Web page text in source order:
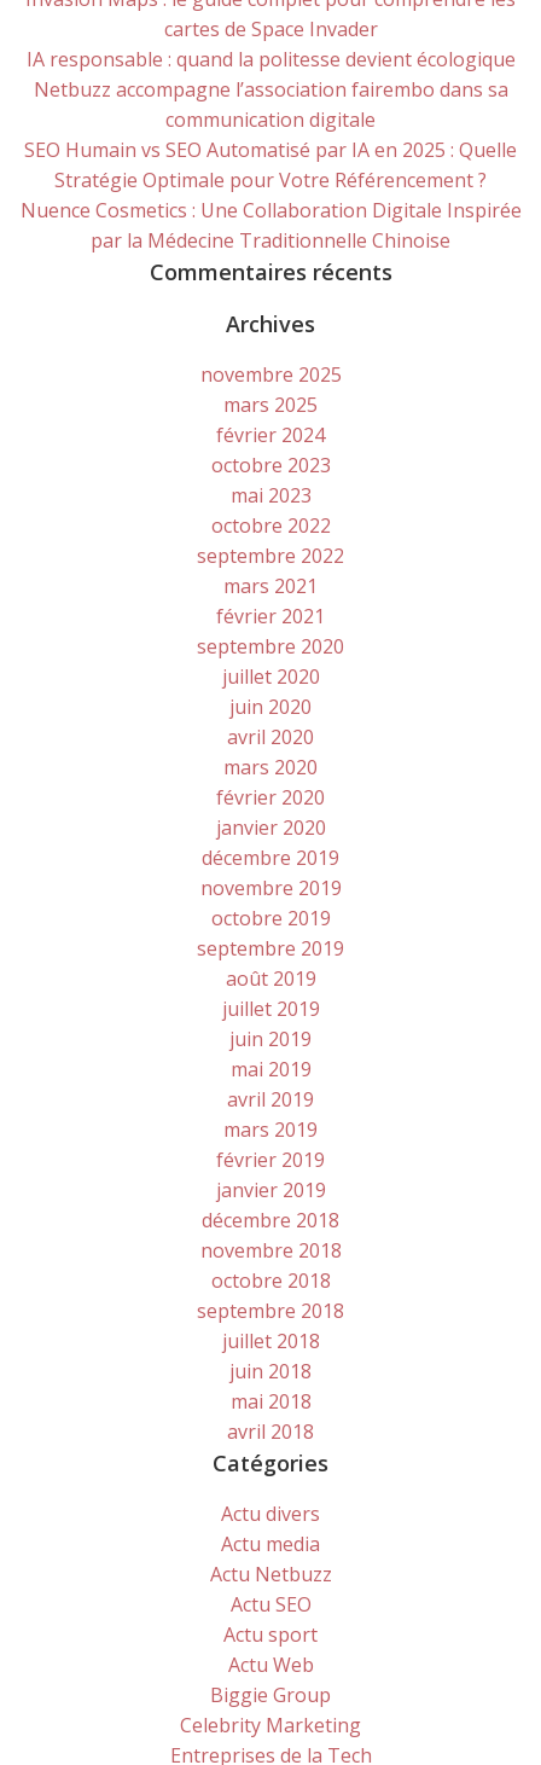
cartes de Space Invader
IA responsable : quand la politesse devient écologique
Netbuzz accompagne l’association fairembo dans sa
communication digitale
SEO Humain vs SEO Automatisé par IA en 2025 : Quelle
Stratégie Optimale pour Votre Référencement ?
Nuence Cosmetics : Une Collaboration Digitale Inspirée
par la Médecine Traditionnelle Chinoise
Commentaires récents
Archives
novembre 2025
mars 2025
février 2024
octobre 2023
mai 2023
octobre 2022
septembre 2022
mars 2021
février 2021
septembre 2020
juillet 2020
juin 2020
avril 2020
mars 2020
février 2020
janvier 2020
décembre 2019
novembre 2019
octobre 2019
septembre 2019
août 2019
juillet 2019
juin 2019
mai 2019
avril 2019
mars 2019
février 2019
janvier 2019
décembre 2018
novembre 2018
octobre 2018
septembre 2018
juillet 2018
juin 2018
mai 2018
avril 2018
Catégories
Actu divers
Actu media
Actu Netbuzz
Actu SEO
Actu sport
Actu Web
Biggie Group
Celebrity Marketing
Entreprises de la Tech